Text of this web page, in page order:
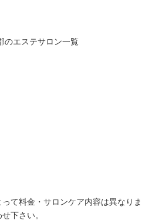
のエステサロン一覧
て料金・サロンケア内容は異なりま
下さい。